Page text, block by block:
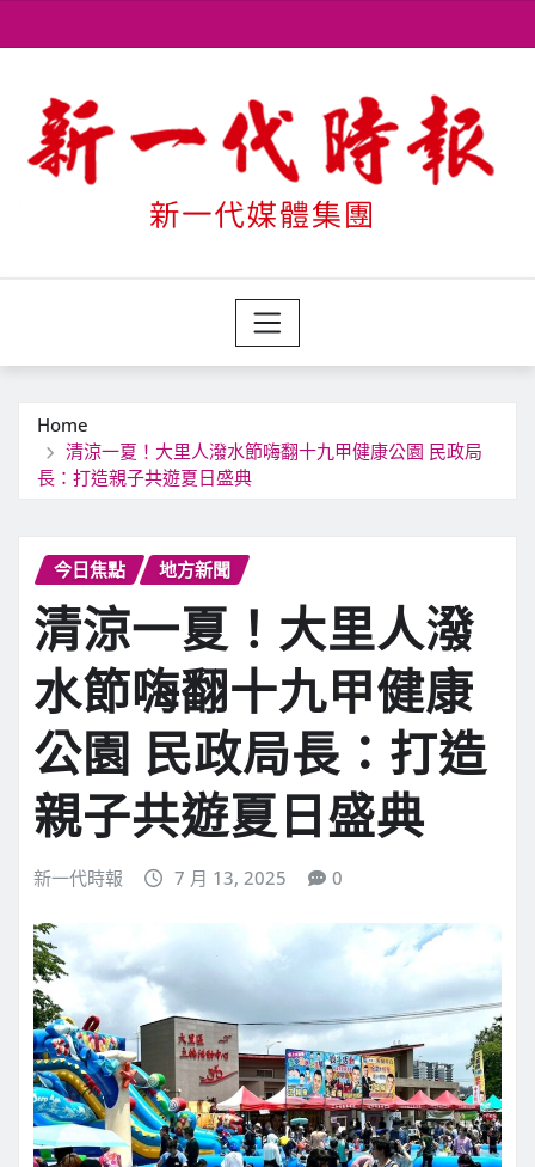
to
Home
清涼一夏！大里人潑水節嗨翻十九甲健康公園 民政局
長：打造親子共遊夏日盛典
今日焦點 地方新聞
清涼一夏！大里人潑
水節嗨翻十九甲健康
公園 民政局長：打造
親子共遊夏日盛典
新一代時報 7 月 13, 2025 0